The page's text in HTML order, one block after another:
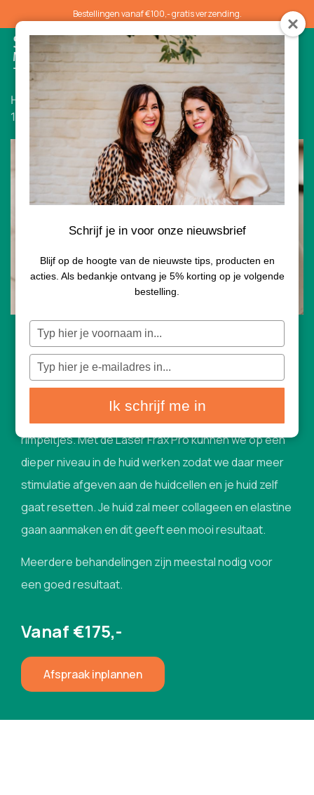
Bestellingen vanaf €100,- gratis verzending.
0
Home/Gezichtsbehandelingen/ Laser Frax Pro
1550nm
Vergoeding mogelijk door zorgverzekeraar
30-75 min
Laser Frax Pro 1550nm
effectief jouw huidverslapping, littekens en
rimpeltjes. Met de Laser Frax Pro kunnen we op een
dieper niveau in de huid werken zodat we daar meer
stimulatie afgeven aan de huidcellen en je huid zelf
gaat resetten. Je huid zal meer collageen en elastine
gaan aanmaken en dit geeft een mooi resultaat.
Meerdere behandelingen zijn meestal nodig voor
een goed resultaat.
Vanaf €175,-
Afspraak inplannen
Schrijf je in voor onze nieuwsbrief
Blijf op de hoogte van de nieuwste tips, producten en
acties. Als bedankje ontvang je 5% korting op je volgende
bestelling.
Typ
naam
in
Typ
e-
mailadres
Ik schrijf me in